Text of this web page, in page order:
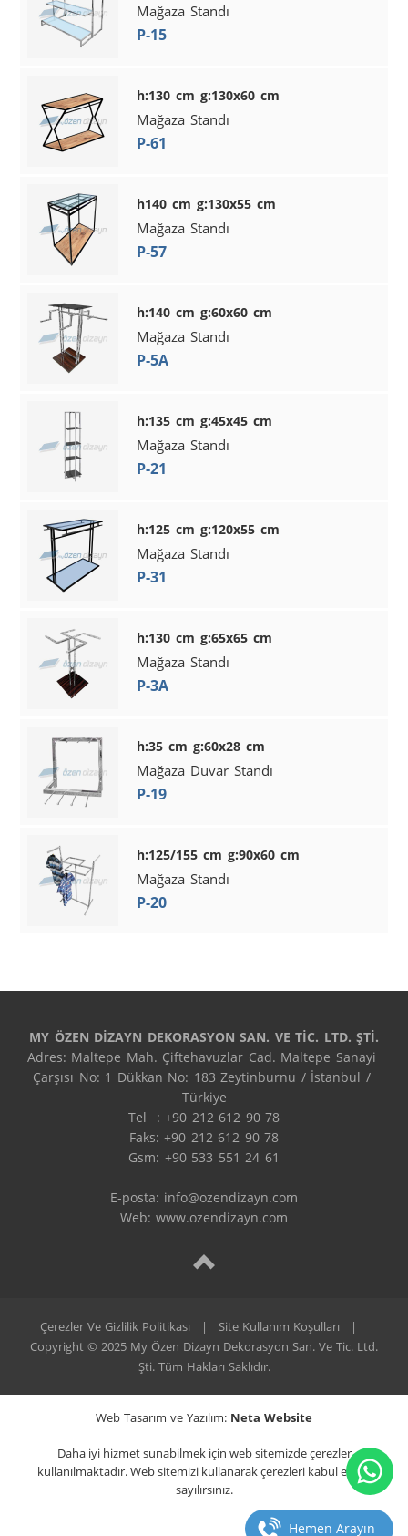
Mağaza Standı
P-15
h:130 cm g:130x60 cm
Mağaza Standı
P-61
h140 cm g:130x55 cm
Mağaza Standı
P-57
h:140 cm g:60x60 cm
Mağaza Standı
P-5A
h:135 cm g:45x45 cm
Mağaza Standı
P-21
h:125 cm g:120x55 cm
Mağaza Standı
P-31
h:130 cm g:65x65 cm
Mağaza Standı
P-3A
h:35 cm g:60x28 cm
Mağaza Duvar Standı
P-19
h:125/155 cm g:90x60 cm
Mağaza Standı
P-20
MY ÖZEN DİZAYN DEKORASYON SAN. VE TİC. LTD. ŞTİ.
Adres: Maltepe Mah. Çiftehavuzlar Cad. Maltepe Sanayi
Çarşısı No: 1 Dükkan No: 183 Zeytinburnu / İstanbul /
Türkiye
Tel  : +90 212 612 90 78
Faks: +90 212 612 90 78
Gsm: +90 533 551 24 61
E-posta: info@ozendizayn.com
Web: www.ozendizayn.com
Çerezler Ve Gizlilik Politikası | Site Kullanım Koşulları
|
Copyright © 2025 My Özen Dizayn Dekorasyon San. Ve Tic. Ltd.
Şti. Tüm Hakları Saklıdır.
Web Tasarım ve Yazılım: Neta Website
Daha iyi hizmet sunabilmek için web sitemizde çerezler
kullanılmaktadır. Web sitemizi kullanarak çerezleri kabul etmiş
sayılırsınız.
Hemen Arayın